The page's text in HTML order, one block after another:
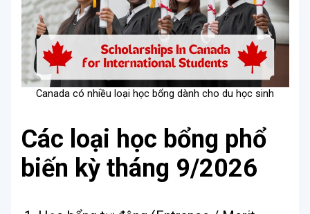
Canada có nhiều loại học bổng dành cho du học sinh
Các loại học bổng phổ
biến kỳ tháng 9/2026